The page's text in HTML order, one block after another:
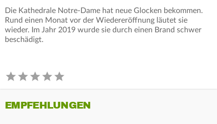
Die Kathedrale Notre-Dame hat neue Glocken bekommen.
Rund einen Monat vor der Wiedereröffnung läutet sie
wieder. Im Jahr 2019 wurde sie durch einen Brand schwer
beschädigt.
EMPFEHLUNGEN